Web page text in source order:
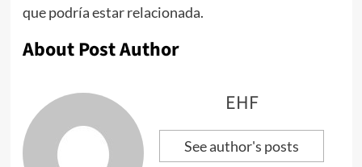
que podría estar relacionada.
About Post Author
EHF
See author's posts